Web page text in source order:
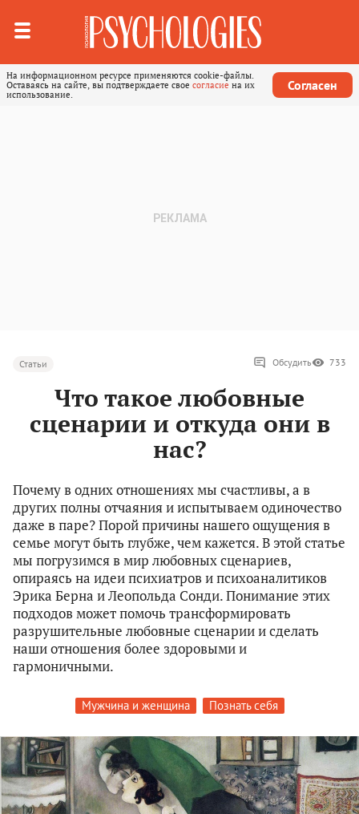
На информационном ресурсе применяются cookie-файлы.
Оставаясь на сайте, вы подтверждаете свое согласие на их
использование.
Согласен
Статьи Обсудить 733
Что такое любовные
сценарии и откуда они в
нас?
Почему в одних отношениях мы счастливы, а в
других полны отчаяния и испытываем одиночество
даже в паре? Порой причины нашего ощущения в
семье могут быть глубже, чем кажется. В этой статье
мы погрузимся в мир любовных сценариев,
опираясь на идеи психиатров и психоаналитиков
Эрика Берна и Леопольда Сонди. Понимание этих
подходов может помочь трансформировать
разрушительные любовные сценарии и сделать
наши отношения более здоровыми и
гармоничными.
Мужчина и женщина Познать себя